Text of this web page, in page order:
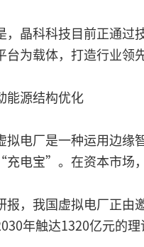
，晶科科技目前正通过
台为载体，打造行业领
能源结构优化
拟电厂是一种运用边缘
电宝”。在资本市场
报，我国虚拟电厂正由
年触达1320亿元的理